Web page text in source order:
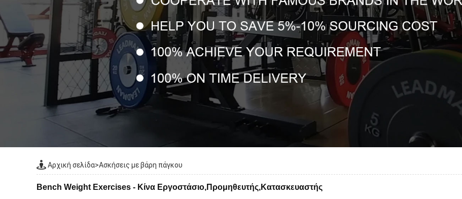
Αρχική σελίδα>Ασκήσεις με βάρη πάγκου
Bench Weight Exercises - Κίνα Εργοστάσιο,Προμηθευτής,Κατασκευαστής